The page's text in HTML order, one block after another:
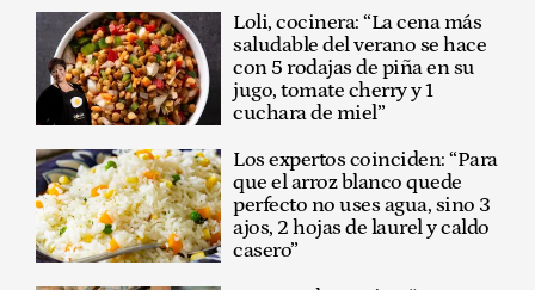
Loli, cocinera: “La cena más
saludable del verano se hace
con 5 rodajas de piña en su
jugo, tomate cherry y 1
cuchara de miel”
Los expertos coinciden: “Para
que el arroz blanco quede
perfecto no uses agua, sino 3
ajos, 2 hojas de laurel y caldo
casero”